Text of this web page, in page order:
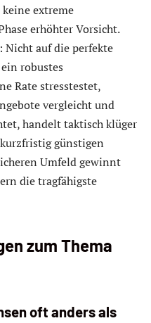
extreme
erhöhter Vorsicht.
Nicht auf die perfekte
robustes
Rate stresstestet,
vergleicht und
handelt taktisch klüger
günstigen
Umfeld gewinnt
die tragfähigste
zum Thema
oft anders als